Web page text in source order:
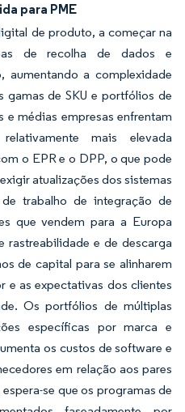
para PME
de produto, a começar na
de recolha de dados e
aumentando a complexidade
gamas de SKU e portfólios de
e médias empresas enfrentam
mais elevada
o EPR e o DPP, o que pode
atualizações dos sistemas
trabalho de integração de
que vendem para a Europa
e de descarga
de capital para se alinharem
e as expectativas dos clientes
Os portfólios de múltiplas
específicas por marca e
os custos de software e
em relação aos pares
se que os programas de